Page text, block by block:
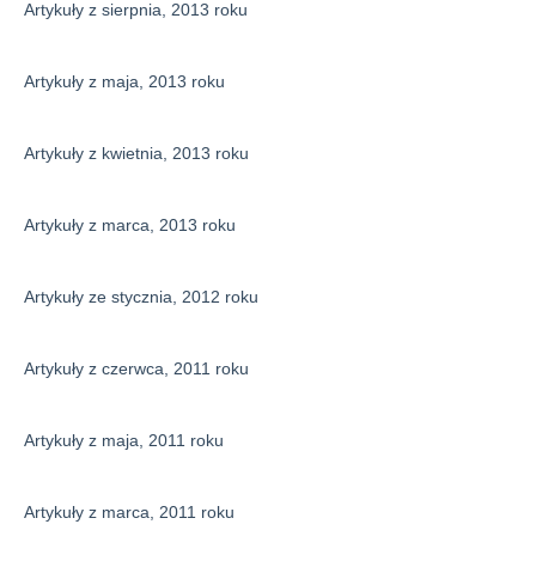
Artykuły z sierpnia, 2013 roku
Artykuły z maja, 2013 roku
Artykuły z kwietnia, 2013 roku
Artykuły z marca, 2013 roku
Artykuły ze stycznia, 2012 roku
Artykuły z czerwca, 2011 roku
Artykuły z maja, 2011 roku
Artykuły z marca, 2011 roku